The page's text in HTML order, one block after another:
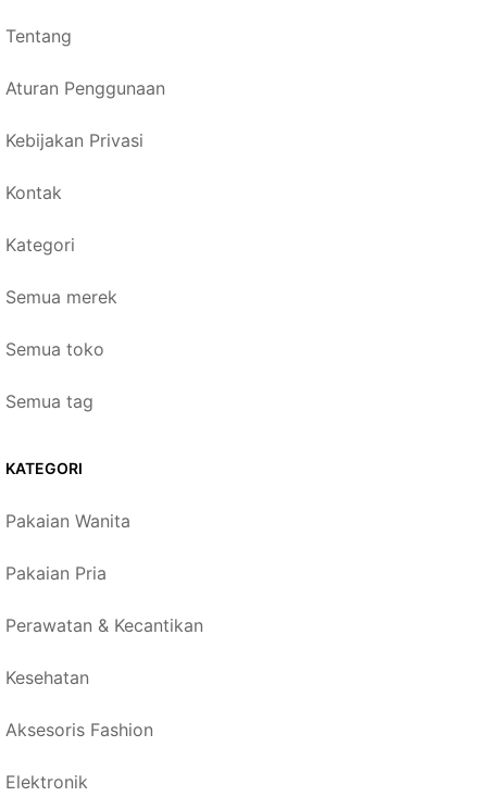
Tentang
Aturan Penggunaan
Kebijakan Privasi
Kontak
Kategori
Semua merek
Semua toko
Semua tag
KATEGORI
Pakaian Wanita
Pakaian Pria
Perawatan & Kecantikan
Kesehatan
Aksesoris Fashion
Elektronik